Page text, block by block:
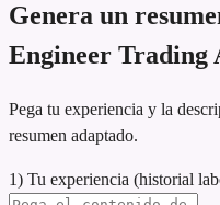
Genera un
Engineer Trading
Pega tu experiencia y la
resumen adaptado.
1) Tu experiencia (historial